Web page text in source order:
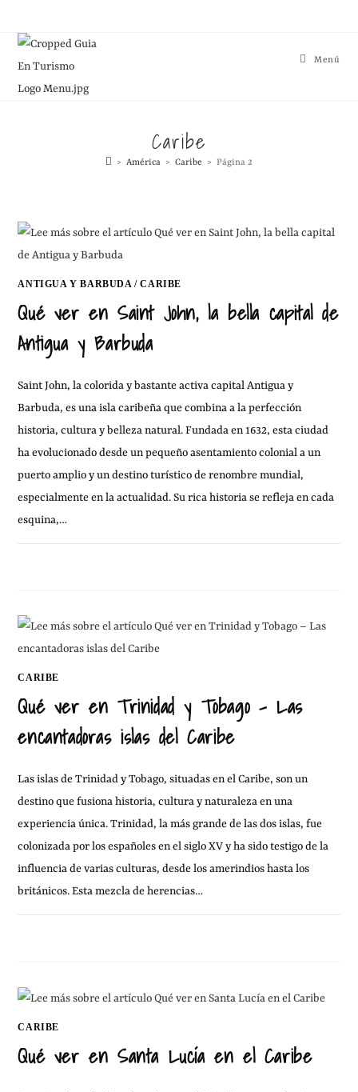
Menú
Caribe
> América > Caribe > Página 2
ANTIGUA Y BARBUDA/CARIBE
Qué ver en Saint John, la bella capital de
Antigua y Barbuda
Saint John, la colorida y bastante activa capital Antigua y
Barbuda, es una isla caribeña que combina a la perfección
historia, cultura y belleza natural. Fundada en 1632, esta ciudad
ha evolucionado desde un pequeño asentamiento colonial a un
puerto amplio y un destino turístico de renombre mundial,
especialmente en la actualidad. Su rica historia se refleja en cada
esquina,…
CARIBE
Qué ver en Trinidad y Tobago – Las
encantadoras islas del Caribe
Las islas de Trinidad y Tobago, situadas en el Caribe, son un
destino que fusiona historia, cultura y naturaleza en una
experiencia única. Trinidad, la más grande de las dos islas, fue
colonizada por los españoles en el siglo XV y ha sido testigo de la
influencia de varias culturas, desde los amerindios hasta los
británicos. Esta mezcla de herencias…
CARIBE
Qué ver en Santa Lucía en el Caribe